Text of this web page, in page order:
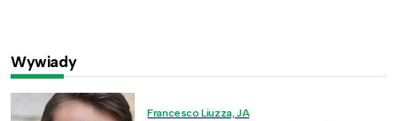
Wywiady
Francesco Liuzza, JA